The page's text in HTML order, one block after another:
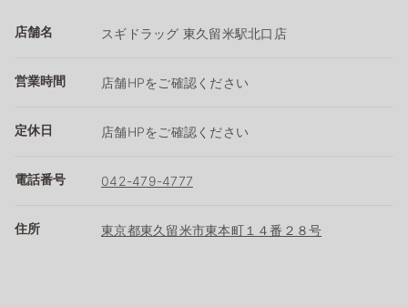
店舗名 スギドラッグ 東久留米駅北口店
営業時間 店舗HPをご確認ください
定休日 店舗HPをご確認ください
電話番号 042-479-4777
住所 東京都東久留米市東本町１４番２８号